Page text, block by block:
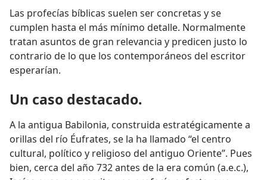
Las profecías bíblicas suelen ser concretas y se
cumplen hasta el más mínimo detalle. Normalmente
tratan asuntos de gran relevancia y predicen justo lo
contrario de lo que los contemporáneos del escritor
esperarían.
Un caso destacado.
A la antigua Babilonia, construida estratégicamente a
orillas del río Éufrates, se la ha llamado “el centro
cultural, político y religioso del antiguo Oriente”. Pues
bien, cerca del año 732 antes de la era común (a.e.c.),